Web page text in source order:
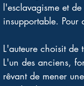
l'esclavagisme et
insupportable.
L'auteure choisit de
L'un des anciens,
rêvant de mener